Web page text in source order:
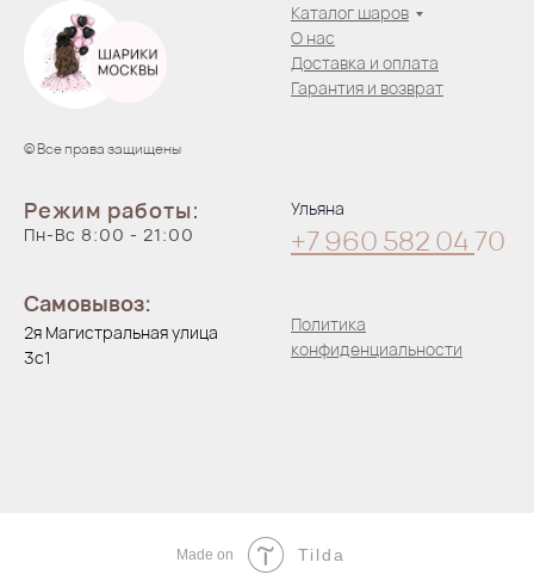
© Все права защищены
Каталог шаров
О нас
Доставка и оплата
Гарантия и возврат
Режим работы:
Пн-Вс 8:00 - 21:00
Самовывоз:
2я Магистральная улица
3с1
Ульяна
+7 960 582 04 70
Политика
конфиденциальности
Made on Tilda